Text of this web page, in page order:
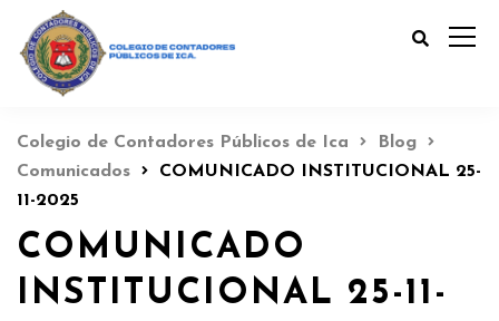
Colegio de Contadores Públicos de Ica
Blog
Comunicados
COMUNICADO INSTITUCIONAL 25-
11-2025
COMUNICADO
INSTITUCIONAL 25-11-